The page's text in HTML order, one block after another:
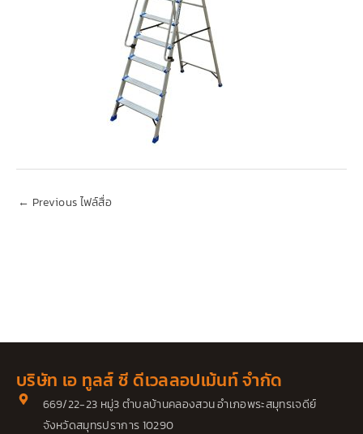
← Previous ไฟล์สื่อ
บริษัท เอ ทูลส์ ซี ดีเวลลอปเม้นท์ จำกัด
669/22-23 หมู่3 ตำบลบ้านคลองสวน อำเภอพระสมุทรเจดีย์
จังหวัดสมุทรปราการ 10290